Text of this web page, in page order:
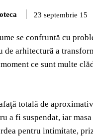
23 septembrie 15
se confruntă cu
arhitectură a
ce sunt multe
totală de
a fi suspendat, iar
pentru intimitate,